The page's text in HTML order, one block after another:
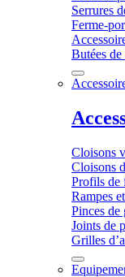
Serrures
Ferme-
Butées de
Cloisons
Cloisons
Profils de
Rampes
Pinces de
Joints de
Grilles